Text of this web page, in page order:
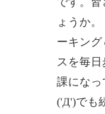
ょうか
ーキン
スを毎
課にな
('Д')でも